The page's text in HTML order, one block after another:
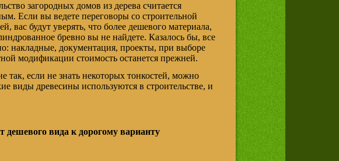
загородных домов из дерева считается
Если вы ведете переговоры со строительной
вас будут уверять, что более дешевого материала,
бревно вы не найдете. Казалось бы, все
накладные, документация, проекты, при выборе
модификации стоимость останется прежней.
так, если не знать некоторых тонкостей, можно
виды древесины используются в строительстве, и
дешевого вида к дорогому варианту